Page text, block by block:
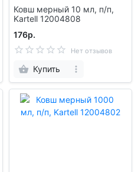
Ковш мерный 10 мл, п/п,
Kartell 12004808
176р.
Нет отзывов
Купить